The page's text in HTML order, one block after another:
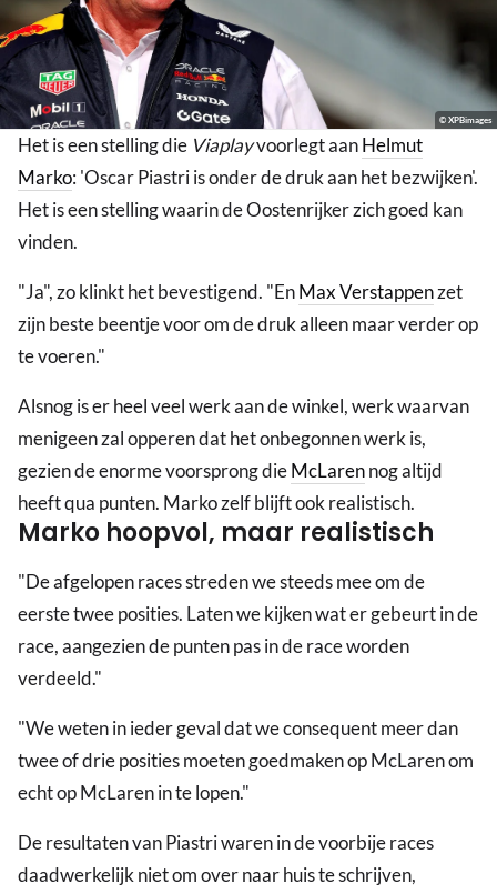
© XPBimages
Het is een stelling die Viaplayvoorlegt aanHelmut
Marko: 'Oscar Piastri is onder de druk aan het bezwijken'.
Het is een stelling waarin de Oostenrijker zich goed kan
vinden.
"Ja", zo klinkt het bevestigend. "EnMax Verstappenzet
zijn beste beentje voor om de druk alleen maar verder op
te voeren."
Alsnog is er heel veel werk aan de winkel, werk waarvan
menigeen zal opperen dat het onbegonnen werk is,
gezien de enorme voorsprong dieMcLarennog altijd
heeft qua punten. Marko zelf blijft ook realistisch.
Marko hoopvol, maar realistisch
"De afgelopen races streden we steeds mee om de
eerste twee posities. Laten we kijken wat er gebeurt in de
race, aangezien de punten pas in de race worden
verdeeld."
"We weten in ieder geval dat we consequent meer dan
twee of drie posities moeten goedmaken op McLaren om
echt op McLaren in te lopen."
De resultaten van Piastri waren in de voorbije races
daadwerkelijk niet om over naar huis te schrijven,